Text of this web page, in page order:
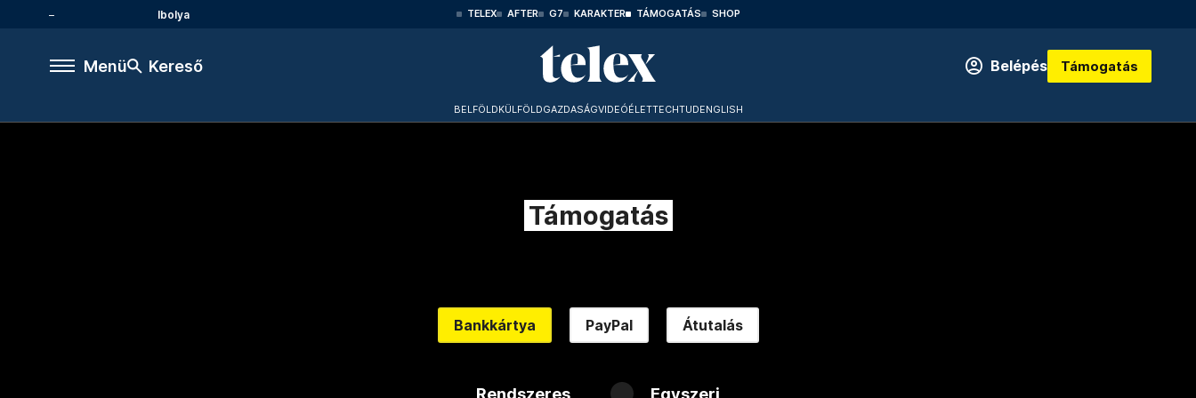
Ibolya TELEX AFTER G7 KARAKTER TÁMOGATÁS SHOP
Menü Kereső Belépés Támogatás
BELFÖLDKÜLFÖLDGAZDASÁGVIDEÓÉLETTECHTUDENGLISH
Támogatás
Bankkártya PayPal Átutalás
Rendszeres Egyszeri